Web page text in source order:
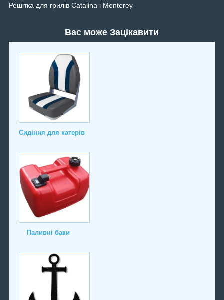
Решітка для грилів Catalina і Monterey
Вас може Зацікавити
Сидіння для катерів
Паливні баки